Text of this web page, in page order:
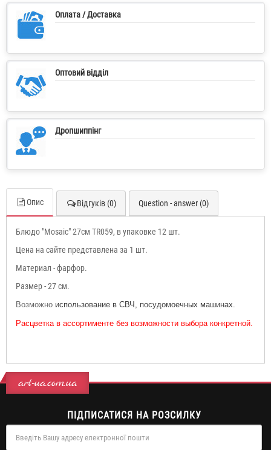
Оплата / Доставка
Оптовий відділ
Дропшиппінг
Опис Відгуків (0) Question - answer (0)
Блюдо "Mosaic" 27см TR059, в упаковке 12 шт.
Цена на сайте представлена за 1 шт.
Материал - фарфор.
Размер - 27 см.
Возможно использование в СВЧ, посудомоечных машинах.
Расцветка в ассортименте без возможности выбора конкретной.
art-ua.com.ua
ПІДПИСАТИСЯ НА РОЗСИЛКУ